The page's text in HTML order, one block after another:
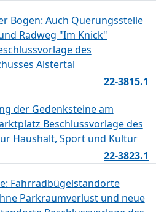
Bogen: Auch Querungsstelle
Radweg "Im Knick"
des
Alstertal
22-3815.1
der Gedenksteine am
Beschlussvorlage des
Haushalt, Sport und Kultur
22-3823.1
Fahrradbügelstandorte
Parkraumverlust und neue